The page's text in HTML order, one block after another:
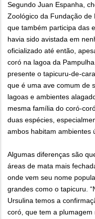
Segundo Juan Espanha,
Zoológico da Fundação de
que também participa das
havia sido avistada em
oficializado até então,
coró na lagoa da
presente o tapicuru-de-
que é uma ave comum de
lagoas e ambientes
mesma família do coró-
duas espécies,
ambos habitam ambientes
Algumas diferenças são
áreas de mata mais
onde vem seu nome
grandes como o tapicuru.
Ursulina temos a
coró, que tem a